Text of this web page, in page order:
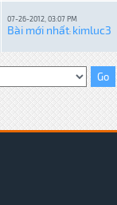
07-26-2012, 03:07 PM
Bài mới nhất: kimluc3